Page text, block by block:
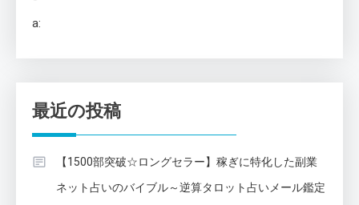
a:
最近の投稿
【1500部突破☆ロングセラー】稼ぎに特化した副業
ネット占いのバイブル～逆算タロット占いメール鑑定